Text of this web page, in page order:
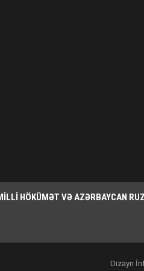
HÖKÜMƏT VƏ AZƏRBAYCAN
Dizayn